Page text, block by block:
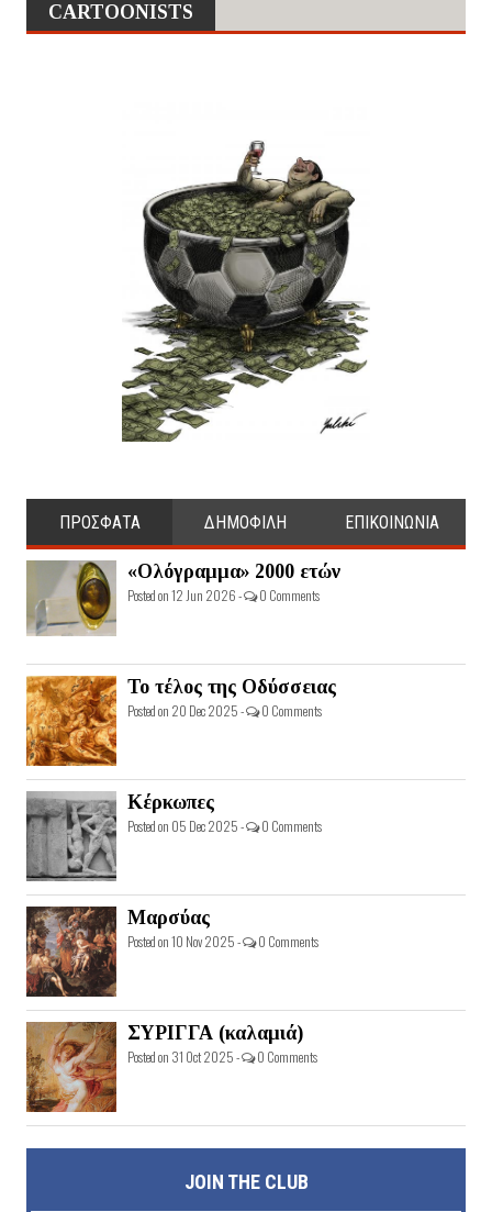
CARTOONISTS
ΠΡΟΣΦΑΤΑ ΔΗΜΟΦΙΛΗ ΕΠΙΚΟΙΝΩΝΙΑ
«Ολόγραμμα» 2000 ετών
Posted on 12 Jun 2026 - 0 Comments
Το τέλος της Οδύσσειας
Posted on 20 Dec 2025 - 0 Comments
Κέρκωπες
Posted on 05 Dec 2025 - 0 Comments
Μαρσύας
Posted on 10 Nov 2025 - 0 Comments
ΣΥΡΙΓΓΑ (καλαμιά)
Posted on 31 Oct 2025 - 0 Comments
JOIN THE CLUB